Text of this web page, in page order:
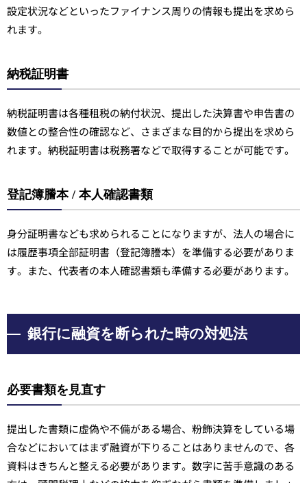
設定状況などといったファイナンス周りの情報も提出を求めら
れます。
納税証明書
納税証明書は各種租税の納付状況、提出した決算書や申告書の
数値との整合性の確認など、さまざまな目的から提出を求めら
れます。納税証明書は税務署などで取得することが可能です。
登記簿謄本 / 本人確認書類
身分証明書なども求められることになりますが、法人の場合に
は履歴事項全部証明書（登記簿謄本）を準備する必要がありま
す。また、代表者の本人確認書類も準備する必要があります。
銀行に融資を断られた時の対処法
必要書類を見直す
提出した書類に虚偽や不備がある場合、粉飾決算をしている場
合などにおいてはまず融資が下りることはありませんので、各
資料はきちんと整える必要があります。数字に苦手意識のある